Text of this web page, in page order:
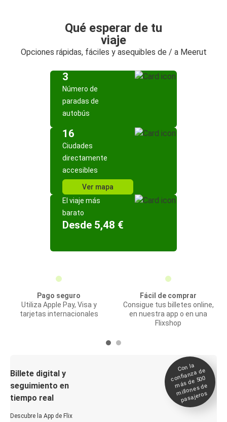
Qué esperar de tu
viaje
Opciones rápidas, fáciles y asequibles de / a Meerut
3
Número de
paradas de
autobús
16
Ciudades
directamente
accesibles
Ver mapa
El viaje más
barato
Desde 5,48 €
Pago seguro
Utiliza Apple Pay, Visa y
tarjetas internacionales
Fácil de comprar
Consigue tus billetes online,
en nuestra app o en una
Flixshop
Billete digital y
seguimiento en
tiempo real
Descubre la App de Flix
Con la
confianza de
más de 500
millones de
pasajeros